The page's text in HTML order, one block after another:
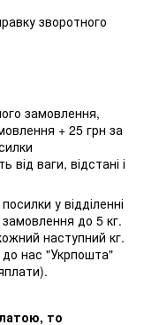
зворотного
замовлення,
+ 25 грн за
від ваги, відстані і
у відділенні
до 5 кг.
наступний кг.
до нас "Укрпошта"
то